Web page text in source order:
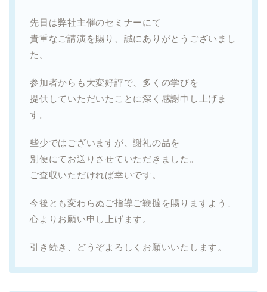
先日は弊社主催のセミナーにて
貴重なご講演を賜り、誠にありがとうございまし
た。
参加者からも大変好評で、多くの学びを
提供していただいたことに深く感謝申し上げま
す。
些少ではございますが、謝礼の品を
別便にてお送りさせていただきました。
ご査収いただければ幸いです。
今後とも変わらぬご指導ご鞭撻を賜りますよう、
心よりお願い申し上げます。
引き続き、どうぞよろしくお願いいたします。